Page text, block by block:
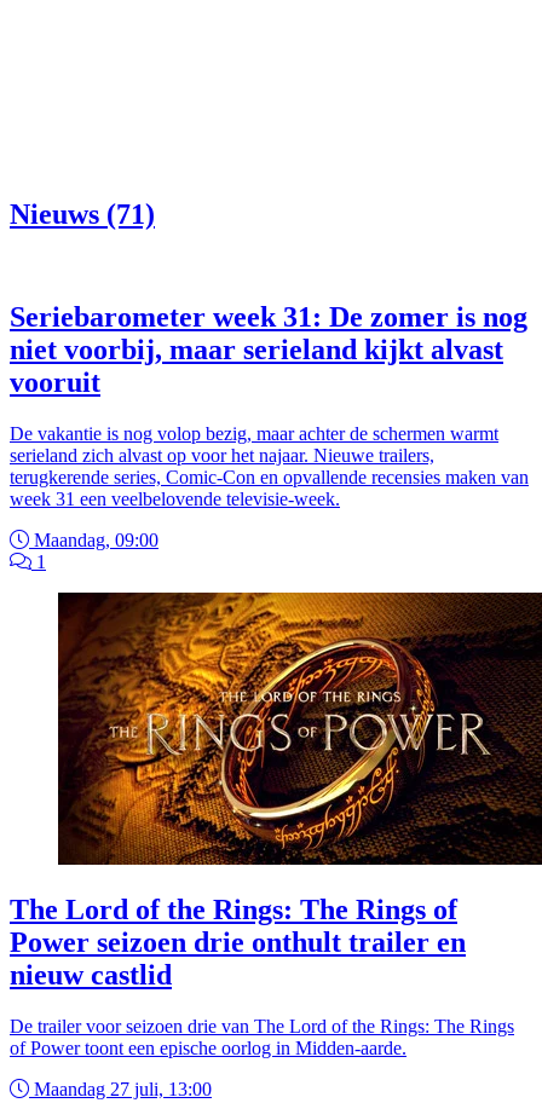
Nieuws (71)
Seriebarometer week 31: De zomer is nog
niet voorbij, maar serieland kijkt alvast
vooruit
De vakantie is nog volop bezig, maar achter de schermen warmt
serieland zich alvast op voor het najaar. Nieuwe trailers,
terugkerende series, Comic-Con en opvallende recensies maken van
week 31 een veelbelovende televisie-week.
Maandag, 09:00
1
The Lord of the Rings: The Rings of
Power seizoen drie onthult trailer en
nieuw castlid
De trailer voor seizoen drie van The Lord of the Rings: The Rings
of Power toont een epische oorlog in Midden-aarde.
Maandag 27 juli, 13:00